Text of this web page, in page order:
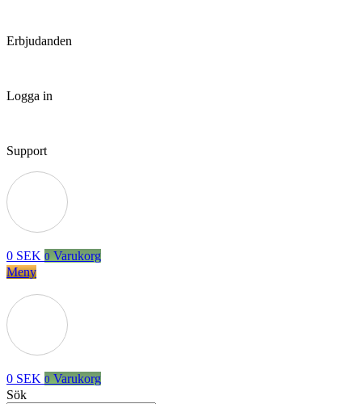
Erbjudanden
Logga in
Support
0 SEK 0 Varukorg
Meny
0 SEK 0 Varukorg
Sök